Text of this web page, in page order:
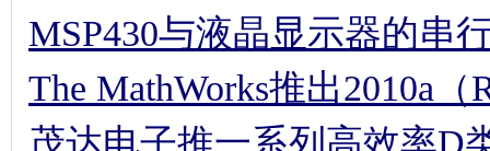
MSP430与液晶显示器的串
The MathWorks推出2010a
茂达电子推一系列高效率D